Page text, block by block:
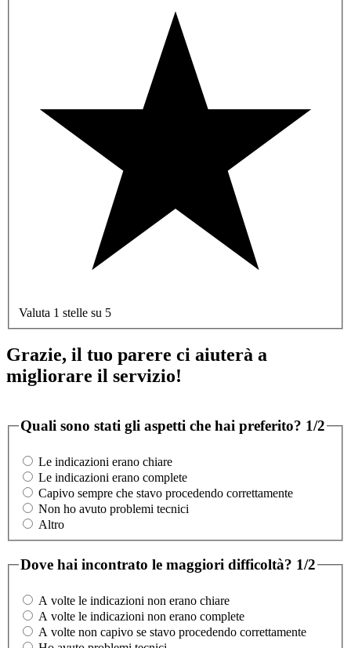
Valuta 1 stelle su 5
Grazie, il tuo parere ci aiuterà a
migliorare il servizio!
Quali sono stati gli aspetti che hai preferito? 1/2
Le indicazioni erano chiare
Le indicazioni erano complete
Capivo sempre che stavo procedendo correttamente
Non ho avuto problemi tecnici
Altro
Dove hai incontrato le maggiori difficoltà? 1/2
A volte le indicazioni non erano chiare
A volte le indicazioni non erano complete
A volte non capivo se stavo procedendo correttamente